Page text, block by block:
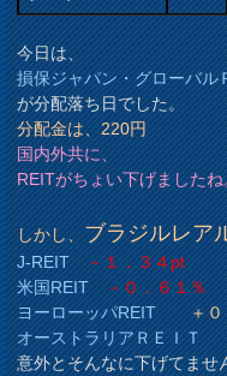
今日は、
損保ジャパン・グローバル
が分配落ち日でした。
分配金は、220円
国内外共に、
REITがちょい下げました
しかし、ブラジルレア
J-REIT－１．３４pt
米国REIT－０．６１％
ヨーローッパREIT＋
オーストラリアＲＥＩ
意外とそんなに下げてませ